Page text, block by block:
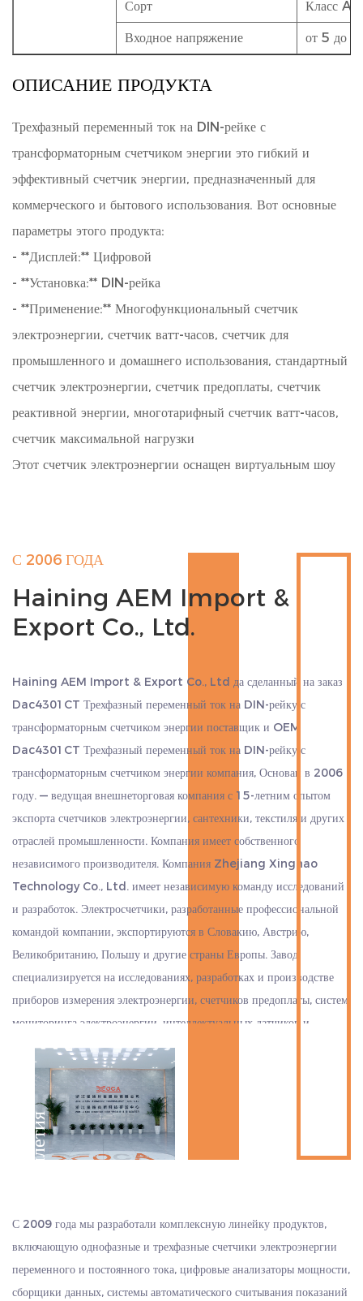
Сорт Класс A
Входное напряжение от 5 до
ОПИСАНИЕ ПРОДУКТА
Трехфазный переменный ток на DIN-рейке с
трансформаторным счетчиком энергии это гибкий и
эффективный счетчик энергии, предназначенный для
коммерческого и бытового использования. Вот основные
параметры этого продукта:
- **Дисплей:** Цифровой
- **Установка:** DIN-рейка
- **Применение:** Многофункциональный счетчик
электроэнергии, счетчик ватт-часов, счетчик для
промышленного и домашнего использования, стандартный
счетчик электроэнергии, счетчик предоплаты, счетчик
реактивной энергии, многотарифный счетчик ватт-часов,
счетчик максимальной нагрузки
Этот счетчик электроэнергии оснащен виртуальным шоу
пригодным для самых разных применений, включая
промышленные и бытовые. Если вы хотите измерить
модную электроэнергию, отобразить максимальный спрос
энергии.
С 2006 ГОДА
Haining AEM Import &
Export Co., Ltd.
Haining AEM Import & Export Co., Ltd да сделанный на заказ
Dac4301CT Трехфазный переменный ток на DIN-рейку с
трансформаторным счетчиком энергии поставщик и OEM
Dac4301CT Трехфазный переменный ток на DIN-рейку с
трансформаторным счетчиком энергии компания, Основан в 2006
году. — ведущая внешнеторговая компания с 15-летним опытом
экспорта счетчиков электроэнергии, сантехники, текстиля и других
отраслей промышленности. Компания имеет собственного
независимого производителя. Компания Zhejiang Xinghao
Technology Co., Ltd. имеет независимую команду исследований
и разработок. Электросчетчики, разработанные профессиональной
командой компании, экспортируются в Словакию, Австрию,
Великобританию, Польшу и другие страны Европы. Завод
специализируется на исследованиях, разработках и производстве
приборов измерения электроэнергии, счетчиков предоплаты, систем
мониторинга электроэнергии, интеллектуальных датчиков и
оборудования для интернет-связи.
Компания стратегически расположена в центре Ханчжоу, Нинбо и
Шанхая, недалеко от морского порта. Экспорт удобен, экономит
больше времени и средств. Мы считаем качество нашей жизнью и
всегда придерживаемся стиля работы «искренность и прагматизм,
настойчивость, командная работа и самопревосходство». Мы
Д
е
с
я
и
л
е
т
и
я
о
п
ы
т
С 2009 года мы разработали комплексную линейку продуктов,
включающую однофазные и трехфазные счетчики электроэнергии
переменного и постоянного тока, цифровые анализаторы мощности,
сборщики данных, системы автоматического считывания показаний